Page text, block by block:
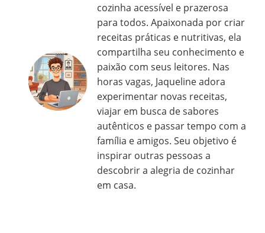
cozinha acessível e prazerosa
para todos. Apaixonada por criar
receitas práticas e nutritivas, ela
compartilha seu conhecimento e
paixão com seus leitores. Nas
horas vagas, Jaqueline adora
experimentar novas receitas,
viajar em busca de sabores
autênticos e passar tempo com a
família e amigos. Seu objetivo é
inspirar outras pessoas a
descobrir a alegria de cozinhar
em casa.